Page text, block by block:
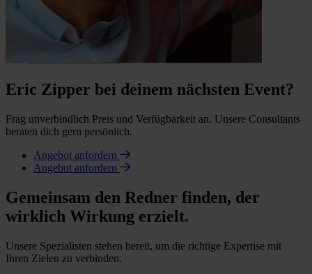
Eric Zipper bei deinem nächsten Event?
Frag unverbindlich Preis und Verfügbarkeit an. Unsere Consultants
beraten dich gern persönlich.
Angebot anfordern
Angebot anfordern
Gemeinsam den Redner finden, der
wirklich Wirkung erzielt.
Unsere Spezialisten stehen bereit, um die richtige Expertise mit
Ihren Zielen zu verbinden.